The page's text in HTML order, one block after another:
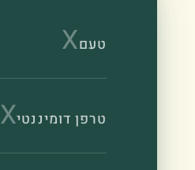
טעםX
טרפן דומיננטיX